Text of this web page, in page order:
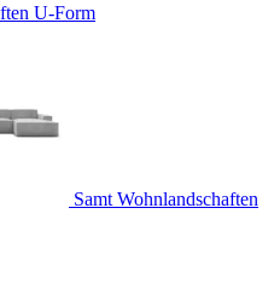
U-Form
Samt Wohnlandschaften